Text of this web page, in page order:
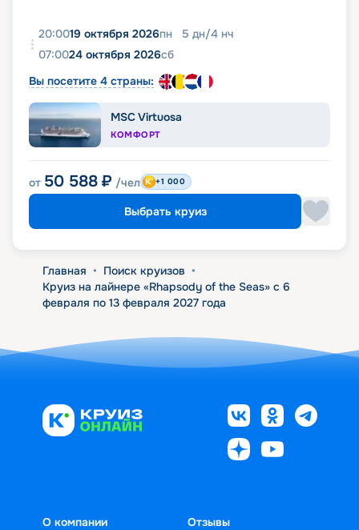
20:0019 октября 2026пн 5 дн/4 нч
07:0024 октября 2026сб
Вы посетите 4 страны:
MSC Virtuosa
КОМФОРТ
от 50 588 ₽ /чел +1 000
Выбрать круиз
Главная • Поиск круизов •
Круиз на лайнере «Rhapsody of the Seas» с 6
февраля по 13 февраля 2027 года
О компании
Отзывы